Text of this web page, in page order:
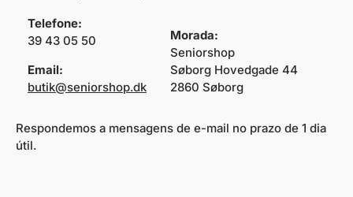
Telefone:
39 43 05 50
Email:
butik@seniorshop.dk
Morada:
Seniorshop
Søborg Hovedgade 44
2860 Søborg
Respondemos a mensagens de e-mail no prazo de 1 dia
útil.